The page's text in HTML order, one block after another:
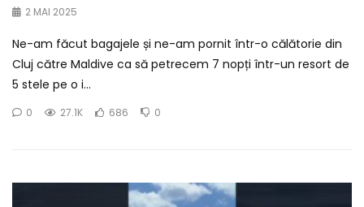
2 MAI 2025
Ne-am făcut bagajele și ne-am pornit într-o călătorie din
Cluj către Maldive ca să petrecem 7 nopți într-un resort de
5 stele pe o i...
0 27.1K 686 0